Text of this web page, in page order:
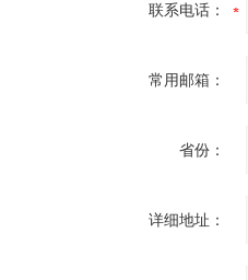
联系电话：
常用邮箱：
省份：
详细地址：